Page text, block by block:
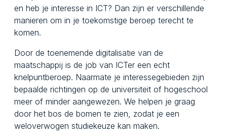
en heb je interesse in ICT? Dan zijn er verschillende
manieren om in je toekomstige beroep terecht te
komen.
Door de toenemende digitalisatie van de
maatschappij is de job van ICTer een echt
knelpuntberoep. Naarmate je interessegebieden zijn
bepaalde richtingen op de universiteit of hogeschool
meer of minder aangewezen. We helpen je graag
door het bos de bomen te zien, zodat je een
weloverwogen studiekeuze kan maken.